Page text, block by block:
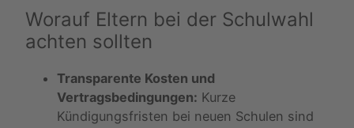
Worauf Eltern bei der Schulwahl
achten sollten
Transparente Kosten und
Vertragsbedingungen: Kurze
Kündigungsfristen bei neuen Schulen sind